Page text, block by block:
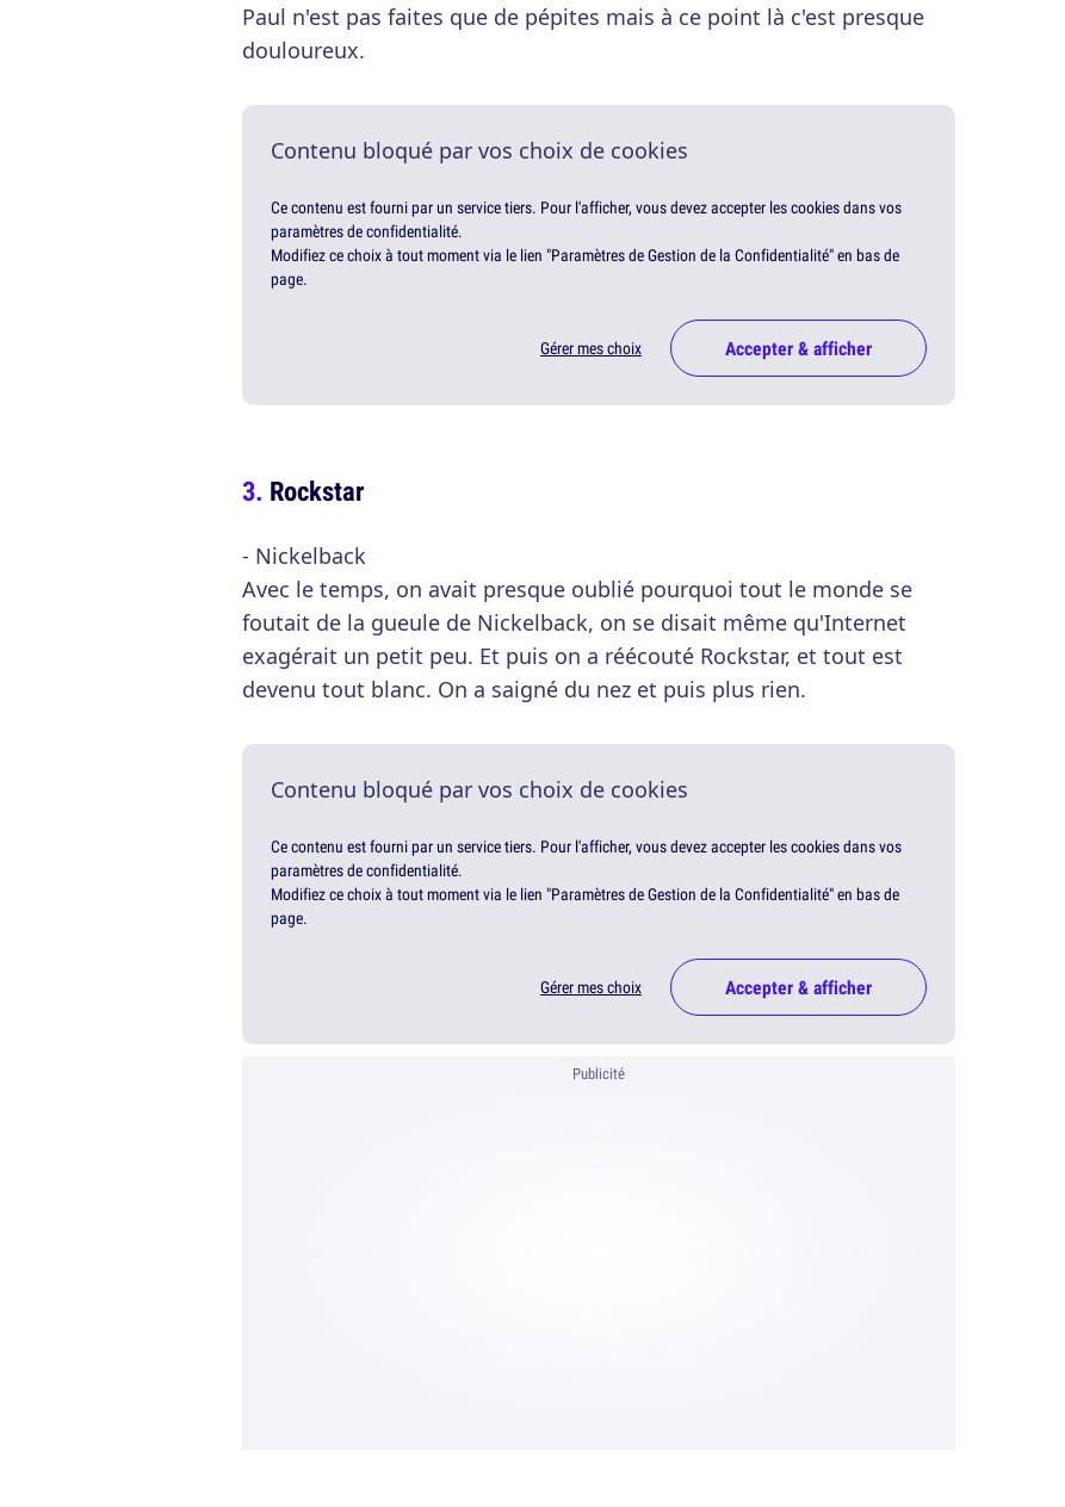
Paul n'est pas faites que de pépites mais à ce point là c'est presque
douloureux.
Contenu bloqué par vos choix de cookies
Ce contenu est fourni par un service tiers. Pour l'afficher, vous devez accepter les cookies dans vos
paramètres de confidentialité.
Modifiez ce choix à tout moment via le lien "Paramètres de Gestion de la Confidentialité" en bas de
page.
Gérer mes choix Accepter & afficher
Rockstar
- Nickelback
Avec le temps, on avait presque oublié pourquoi tout le monde se
foutait de la gueule de Nickelback, on se disait même qu'Internet
exagérait un petit peu. Et puis on a réécouté Rockstar, et tout est
devenu tout blanc. On a saigné du nez et puis plus rien.
Contenu bloqué par vos choix de cookies
Ce contenu est fourni par un service tiers. Pour l'afficher, vous devez accepter les cookies dans vos
paramètres de confidentialité.
Modifiez ce choix à tout moment via le lien "Paramètres de Gestion de la Confidentialité" en bas de
page.
Gérer mes choix Accepter & afficher
Publicité